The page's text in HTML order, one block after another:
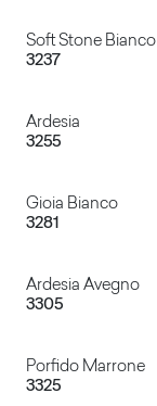
Soft Stone Bianco
3237
Container
Ardesia
3255
Container
Gioia Bianco
3281
Container
Ardesia Avegno
3305
Container
Porfido Marrone
3325
Container